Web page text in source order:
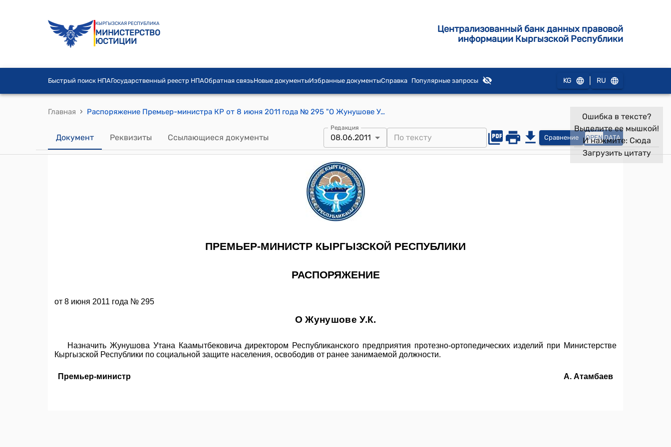
КЫРГЫЗСКАЯ РЕСПУБЛИКА
МИНИСТЕРСТВО
ЮСТИЦИИ
Централизованный банк данных правовой
информации Кыргызской Республики
Быстрый поиск НПАГосударственный реестр НПАОбратная связьНовые документыИзбранные документыСправка Популярные запросы KG RU
Главная › Распоряжение Премьер-министра КР от 8 июня 2011 года № 295 "О Жунушове У.К."
Документ Реквизиты Ссылающиеся документы
Редакция
08.06.2011 Сравнение OPEN DATA
Ошибка в тексте?
Выделите ее мышкой!
И нажмите: Сюда
Загрузить цитату